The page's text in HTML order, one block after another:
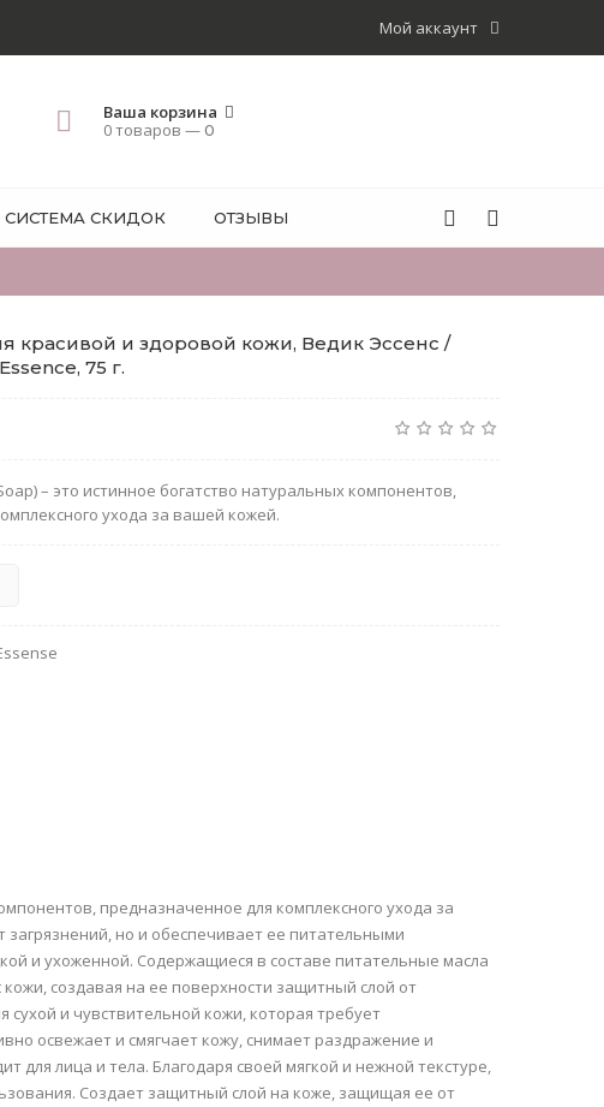
Мой аккаунт
Ваша корзина
0 товаров —0
СИСТЕМА СКИДОК ОТЗЫВЫ
красивой и здоровой кожи, Ведик Эссенс /
75 г.
– это истинное богатство натуральных компонентов,
ухода за вашей кожей.
предназначенное для комплексного ухода за
но и обеспечивает ее питательными
и ухоженной. Содержащиеся в составе питательные масла
создавая на ее поверхности защитный слой от
и чувствительной кожи, которая требует
освежает и смягчает кожу, снимает раздражение и
для лица и тела. Благодаря своей мягкой и нежной текстуре,
Создает защитный слой на коже, защищая ее от